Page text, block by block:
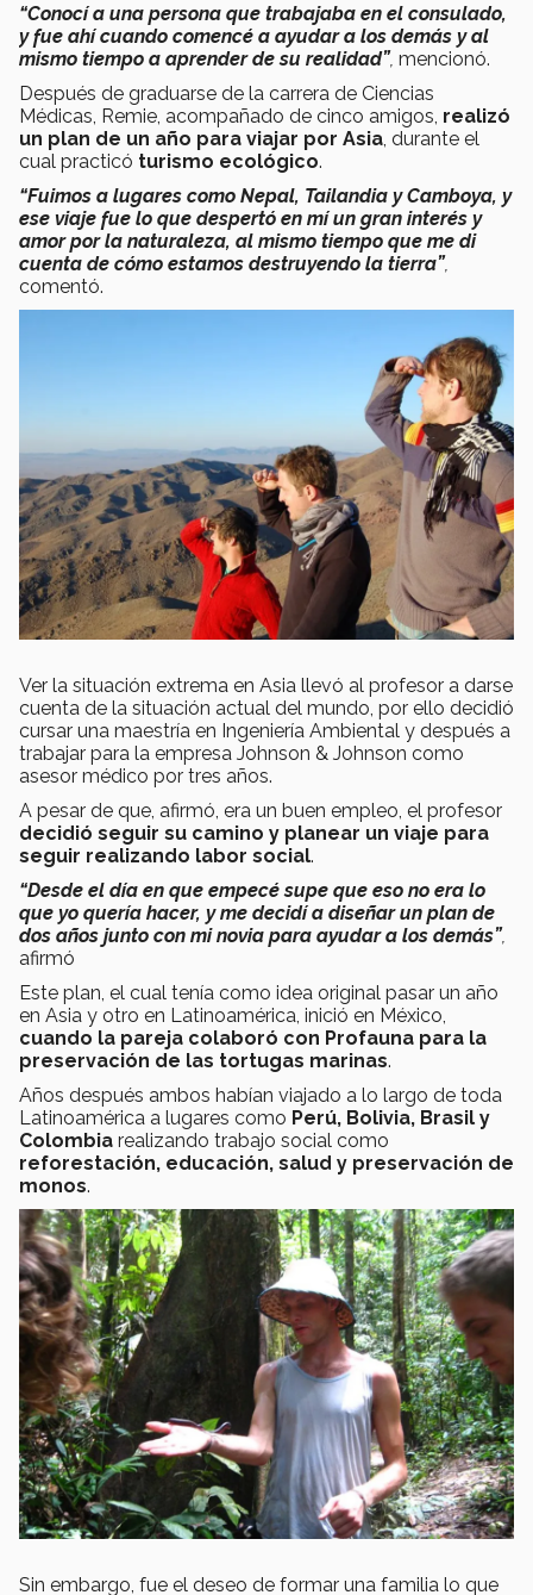
“Conocí a una persona que trabajaba en el consulado,
y fue ahí cuando comencé a ayudar a los demás y al
mismo tiempo a aprender de su realidad”, mencionó.
Después de graduarse de la carrera de Ciencias
Médicas, Remie, acompañado de cinco amigos, realizó
un plan de un año para viajar por Asia , durante el
cual practicó turismo ecológico.
“Fuimos a lugares como Nepal, Tailandia y Camboya, y
ese viaje fue lo que despertó en mí un gran interés y
amor por la naturaleza, al mismo tiempo que me di
cuenta de cómo estamos destruyendo la tierra”,
comentó.
Ver la situación extrema en Asia llevó al profesor a darse
cuenta de la situación actual del mundo, por ello decidió
cursar una maestría en Ingeniería Ambiental y después a
trabajar para la empresa Johnson & Johnson como
asesor médico por tres años.
A pesar de que, afirmó, era un buen empleo, el profesor
decidió seguir su camino y planear un viaje para
seguir realizando labor social.
“Desde el día en que empecé supe que eso no era lo
que yo quería hacer, y me decidí a diseñar un plan de
dos años junto con mi novia para ayudar a los demás”,
afirmó
Este plan, el cual tenía como idea original pasar un año
en Asia y otro en Latinoamérica, inició en México,
cuando la pareja colaboró con Profauna para la
preservación de las tortugas marinas.
Años después ambos habían viajado a lo largo de toda
Latinoamérica a lugares como Perú, Bolivia, Brasil y
Colombia realizando trabajo social como
reforestación, educación, salud y preservación de
monos.
Sin embargo, fue el deseo de formar una familia lo que